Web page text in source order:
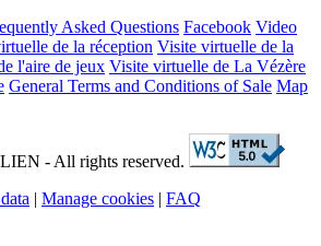
Asked Questions Facebook Video
de la réception Visite virtuelle de la
l'aire de jeux Visite virtuelle de La Vézère
General Terms and Conditions of Sale Map
- All rights reserved.
| Manage cookies | FAQ